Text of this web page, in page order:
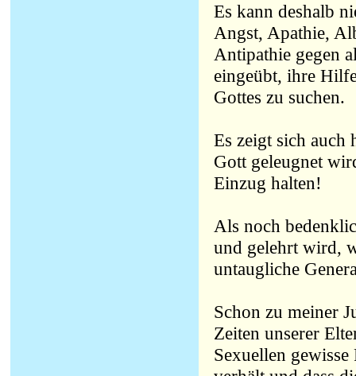
Es kann deshalb
Angst, Apathie,
Antipathie gegen
eingeübt, ihre
Gottes zu suchen.
Es zeigt sich auch
Gott geleugnet
Einzug halten!
Als noch
und gelehrt wird,
untaugliche
Schon zu meiner
Zeiten unserer
Sexuellen